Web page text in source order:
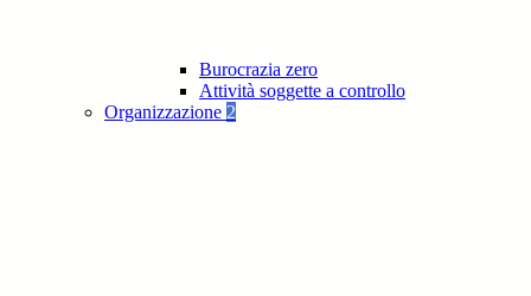
Burocrazia zero
Attività soggette a controllo
Organizzazione 2